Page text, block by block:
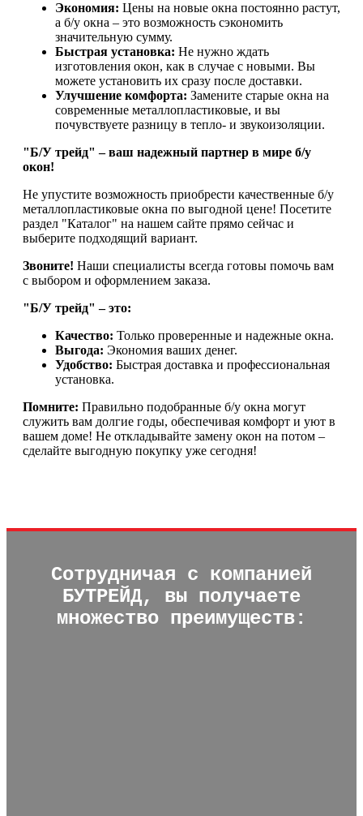
Экономия: Цены на новые окна постоянно растут,
а б/у окна – это возможность сэкономить
значительную сумму.
Быстрая установка: Не нужно ждать
изготовления окон, как в случае с новыми. Вы
можете установить их сразу после доставки.
Улучшение комфорта: Замените старые окна на
современные металлопластиковые, и вы
почувствуете разницу в тепло- и звукоизоляции.
"Б/У трейд" – ваш надежный партнер в мире б/у
окон!
Не упустите возможность приобрести качественные б/у
металлопластиковые окна по выгодной цене! Посетите
раздел "Каталог" на нашем сайте прямо сейчас и
выберите подходящий вариант.
Звоните! Наши специалисты всегда готовы помочь вам
с выбором и оформлением заказа.
"Б/У трейд" – это:
Качество: Только проверенные и надежные окна.
Выгода: Экономия ваших денег.
Удобство: Быстрая доставка и профессиональная
установка.
Помните: Правильно подобранные б/у окна могут
служить вам долгие годы, обеспечивая комфорт и уют в
вашем доме! Не откладывайте замену окон на потом –
сделайте выгодную покупку уже сегодня!
Сотрудничая с компанией
БУТРЕЙД, вы получаете
множество преимуществ: